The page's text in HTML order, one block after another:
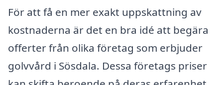
För att få en mer exakt uppskattning av
kostnaderna är det en bra idé att begära
offerter från olika företag som erbjuder
golvvård i Sösdala. Dessa företags priser